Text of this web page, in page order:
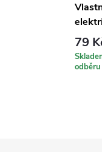
79
odběru